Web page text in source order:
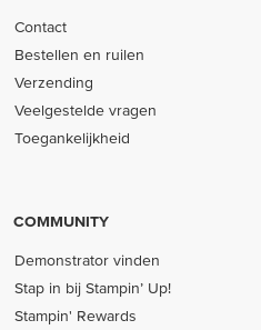
Contact
Bestellen en ruilen
Verzending
Veelgestelde vragen
Toegankelijkheid
COMMUNITY
Demonstrator vinden
Stap in bij Stampin’ Up!
Stampin' Rewards